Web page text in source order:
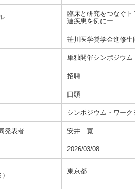
臨床と研究をつなぐ
連疾患を例にー
笹川医学奨学金進修
単独開催シンポジウム
招聘
口頭
シンポジウム・ワー
発表者 安井 寛
2026/03/08
東京都